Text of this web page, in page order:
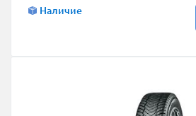
Наличие